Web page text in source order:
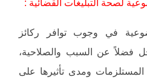
في وجوب توافر ركائز
فضلاً عن السبب والصلاحية،
ومدى تأثيرها على